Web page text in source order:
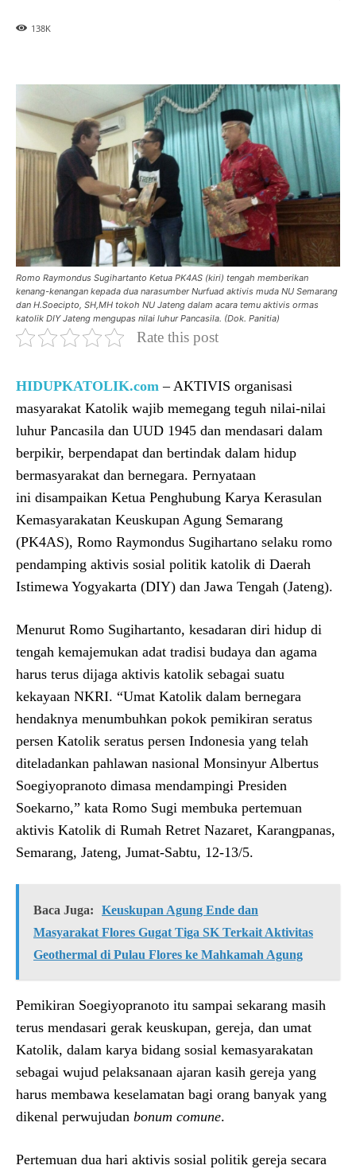
138K
Romo Raymondus Sugihartanto Ketua PK4AS (kiri) tengah memberikan
kenang-kenangan kepada dua narasumber Nurfuad aktivis muda NU Semarang
dan H.Soecipto, SH,MH tokoh NU Jateng dalam acara temu aktivis ormas
katolik DIY Jateng mengupas nilai luhur Pancasila. (Dok. Panitia)
Rate this post
HIDUPKATOLIK.com – AKTIVIS organisasi
masyarakat Katolik wajib memegang teguh nilai-nilai
luhur Pancasila dan UUD 1945 dan mendasari dalam
berpikir, berpendapat dan bertindak dalam hidup
bermasyarakat dan bernegara. Pernyataan
ini disampaikan Ketua Penghubung Karya Kerasulan
Kemasyarakatan Keuskupan Agung Semarang
(PK4AS), Romo Raymondus Sugihartano selaku romo
pendamping aktivis sosial politik katolik di Daerah
Istimewa Yogyakarta (DIY) dan Jawa Tengah (Jateng).
Menurut Romo Sugihartanto, kesadaran diri hidup di
tengah kemajemukan adat tradisi budaya dan agama
harus terus dijaga aktivis katolik sebagai suatu
kekayaan NKRI. “Umat Katolik dalam bernegara
hendaknya menumbuhkan pokok pemikiran seratus
persen Katolik seratus persen Indonesia yang telah
diteladankan pahlawan nasional Monsinyur Albertus
Soegiyopranoto dimasa mendampingi Presiden
Soekarno,” kata Romo Sugi membuka pertemuan
aktivis Katolik di Rumah Retret Nazaret, Karangpanas,
Semarang, Jateng, Jumat-Sabtu, 12-13/5.
Baca Juga:
Keuskupan Agung Ende dan
Masyarakat Flores Gugat Tiga SK Terkait Aktivitas
Geothermal di Pulau Flores ke Mahkamah Agung
Pemikiran Soegiyopranoto itu sampai sekarang masih
terus mendasari gerak keuskupan, gereja, dan umat
Katolik, dalam karya bidang sosial kemasyarakatan
sebagai wujud pelaksanaan ajaran kasih gereja yang
harus membawa keselamatan bagi orang banyak yang
dikenal perwujudan bonum comune.
Pertemuan dua hari aktivis sosial politik gereja secara